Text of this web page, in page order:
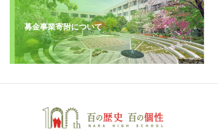
募金事業寄附について